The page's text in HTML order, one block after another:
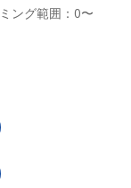
ング範囲：0〜